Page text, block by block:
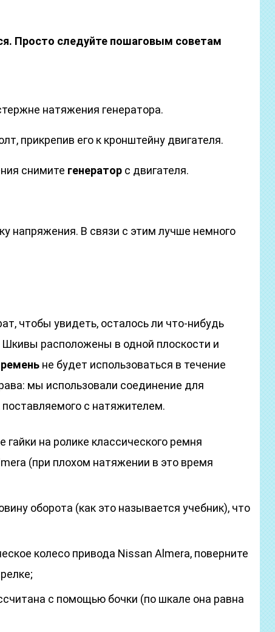
Просто следуйте пошаговым советам
натяжения генератора.
прикрепив его к кронштейну двигателя.
снимите генератор с двигателя.
напряжения. В связи с этим лучше немного
чтобы увидеть, осталось ли что-нибудь
расположены в одной плоскости и
ремень не будет использоваться в течение
мы использовали соединение для
поставляемого с натяжителем.
гайки на ролике классического ремня
(при плохом натяжении в это время
оборота (как это называется учебник), что
колесо привода Nissan Almera, поверните
с помощью бочки (по шкале она равна